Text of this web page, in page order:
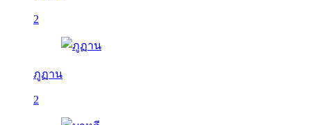
2
ภูฏาน
2